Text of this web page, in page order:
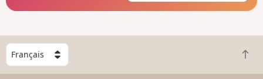
C
h
o
R
e